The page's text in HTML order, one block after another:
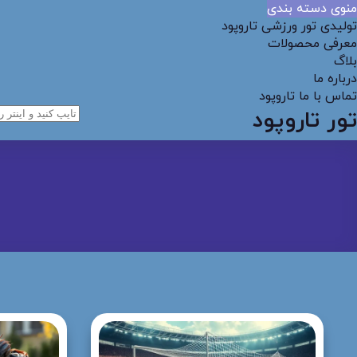
منوی دسته بندی
تولیدی تور ورزشی تاروپود
معرفی محصولات
بلاگ
درباره ما
تماس با ما تاروپود
تور تاروپود